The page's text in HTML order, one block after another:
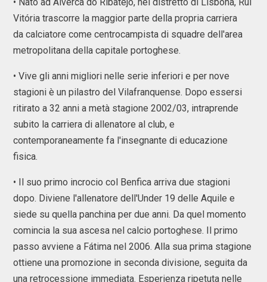
Vitória trascorre la maggior parte della propria carriera
da calciatore come centrocampista di squadre dell'area
metropolitana della capitale portoghese.
• Vive gli anni migliori nelle serie inferiori e per nove
stagioni è un pilastro del Vilafranquense. Dopo essersi
ritirato a 32 anni a metà stagione 2002/03, intraprende
subito la carriera di allenatore al club, e
contemporaneamente fa l'insegnante di educazione
fisica.
• Il suo primo incrocio col Benfica arriva due stagioni
dopo. Diviene l'allenatore dell'Under 19 delle Aquile e
siede su quella panchina per due anni. Da quel momento
comincia la sua ascesa nel calcio portoghese. Il primo
passo avviene a Fátima nel 2006. Alla sua prima stagione
ottiene una promozione in seconda divisione, seguita da
una retrocessione immediata. Esperienza ripetuta nelle